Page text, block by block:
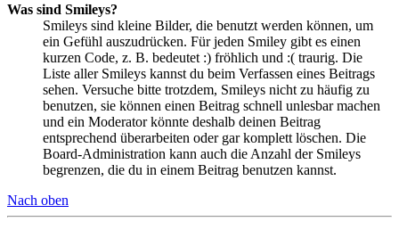
Was sind Smileys?
Smileys sind kleine Bilder, die benutzt werden können, um
ein Gefühl auszudrücken. Für jeden Smiley gibt es einen
kurzen Code, z. B. bedeutet :) fröhlich und :( traurig. Die
Liste aller Smileys kannst du beim Verfassen eines Beitrags
sehen. Versuche bitte trotzdem, Smileys nicht zu häufig zu
benutzen, sie können einen Beitrag schnell unlesbar machen
und ein Moderator könnte deshalb deinen Beitrag
entsprechend überarbeiten oder gar komplett löschen. Die
Board-Administration kann auch die Anzahl der Smileys
begrenzen, die du in einem Beitrag benutzen kannst.
Nach oben